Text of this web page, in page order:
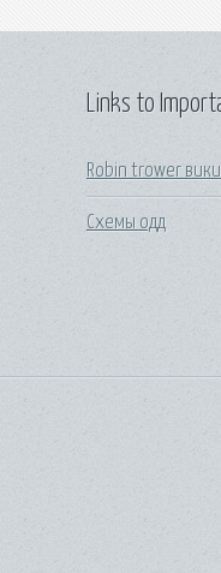
Links to
Robin trower
Схемы одд